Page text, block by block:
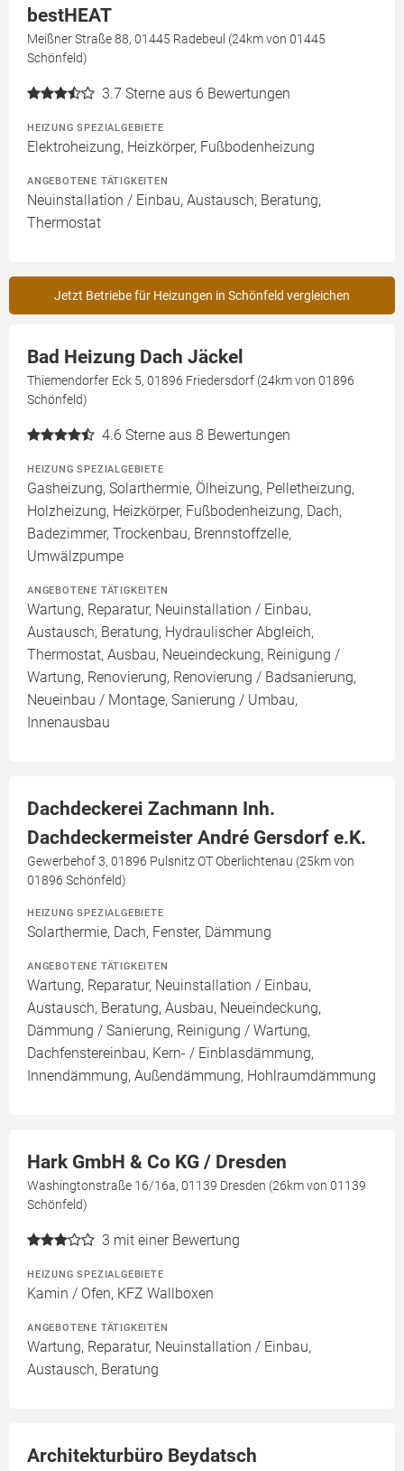
bestHEAT
Meißner Straße 88, 01445 Radebeul (24km von 01445
Schönfeld)
3.7 Sterne aus 6 Bewertungen
HEIZUNG SPEZIALGEBIETE
Elektroheizung, Heizkörper, Fußbodenheizung
ANGEBOTENE TÄTIGKEITEN
Neuinstallation / Einbau, Austausch, Beratung,
Thermostat
Jetzt Betriebe für Heizungen in Schönfeld vergleichen
Bad Heizung Dach Jäckel
Thiemendorfer Eck 5, 01896 Friedersdorf (24km von 01896
Schönfeld)
4.6 Sterne aus 8 Bewertungen
HEIZUNG SPEZIALGEBIETE
Gasheizung, Solarthermie, Ölheizung, Pelletheizung,
Holzheizung, Heizkörper, Fußbodenheizung, Dach,
Badezimmer, Trockenbau, Brennstoffzelle,
Umwälzpumpe
ANGEBOTENE TÄTIGKEITEN
Wartung, Reparatur, Neuinstallation / Einbau,
Austausch, Beratung, Hydraulischer Abgleich,
Thermostat, Ausbau, Neueindeckung, Reinigung /
Wartung, Renovierung, Renovierung / Badsanierung,
Neueinbau / Montage, Sanierung / Umbau,
Innenausbau
Dachdeckerei Zachmann Inh.
Dachdeckermeister André Gersdorf e.K.
Gewerbehof 3, 01896 Pulsnitz OT Oberlichtenau (25km von
01896 Schönfeld)
HEIZUNG SPEZIALGEBIETE
Solarthermie, Dach, Fenster, Dämmung
ANGEBOTENE TÄTIGKEITEN
Wartung, Reparatur, Neuinstallation / Einbau,
Austausch, Beratung, Ausbau, Neueindeckung,
Dämmung / Sanierung, Reinigung / Wartung,
Dachfenstereinbau, Kern- / Einblasdämmung,
Innendämmung, Außendämmung, Hohlraumdämmung
Hark GmbH & Co KG / Dresden
Washingtonstraße 16/16a, 01139 Dresden (26km von 01139
Schönfeld)
3 mit einer Bewertung
HEIZUNG SPEZIALGEBIETE
Kamin / Ofen, KFZ Wallboxen
ANGEBOTENE TÄTIGKEITEN
Wartung, Reparatur, Neuinstallation / Einbau,
Austausch, Beratung
Architekturbüro Beydatsch